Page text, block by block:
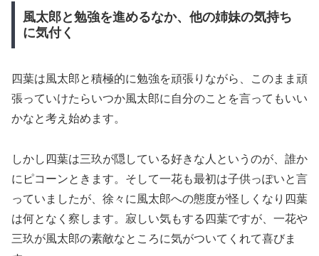
風太郎と勉強を進めるなか、他の姉妹の気持ち
に気付く
四葉は風太郎と積極的に勉強を頑張りながら、このまま頑
張っていけたらいつか風太郎に自分のことを言ってもいい
かなと考え始めます。
しかし四葉は三玖が隠している好きな人というのが、誰か
にピコーンときます。そして一花も最初は子供っぽいと言
っていましたが、徐々に風太郎への態度が怪しくなり四葉
は何となく察します。寂しい気もする四葉ですが、一花や
三玖が風太郎の素敵なところに気がついてくれて喜びま